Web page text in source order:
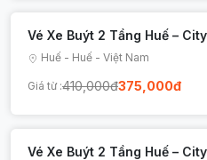
Vé Xe Buýt 2 Tầng Huế –
Huế - Huế - Việt Nam
Giá từ :410,000đ375,000đ
Vé Xe Buýt 2 Tầng Huế –